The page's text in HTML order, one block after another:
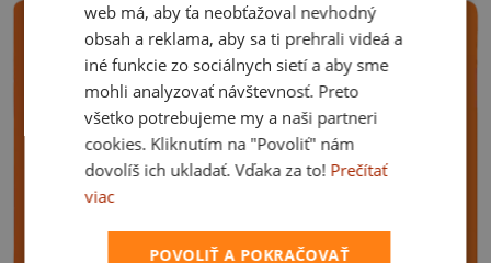
web má, aby ťa neobťažoval nevhodný
obsah a reklama, aby sa ti prehrali videá a
iné funkcie zo sociálnych sietí a aby sme
mohli analyzovať návštevnosť. Preto
všetko potrebujeme my a naši partneri
cookies. Kliknutím na "Povoliť" nám
dovolíš ich ukladať. Vďaka za to! Prečítať
viac
POVOLIŤ A POKRAČOVAŤ